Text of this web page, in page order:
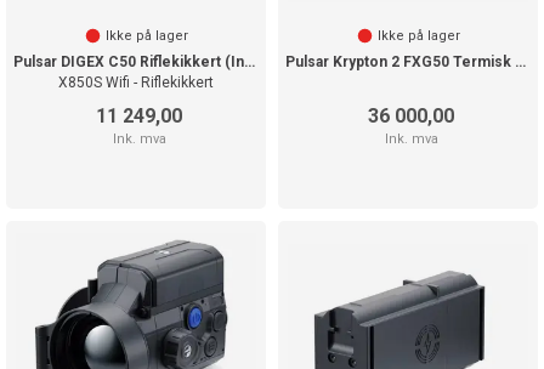
Ikke på lager
Pulsar DIGEX C50 Riflekikkert (Inkl. IR)
X850S Wifi - Riflekikkert
11 249,00
Ink. mva
Ikke på lager
Pulsar Krypton 2 FXG50 Termisk kikkert
36 000,00
Ink. mva